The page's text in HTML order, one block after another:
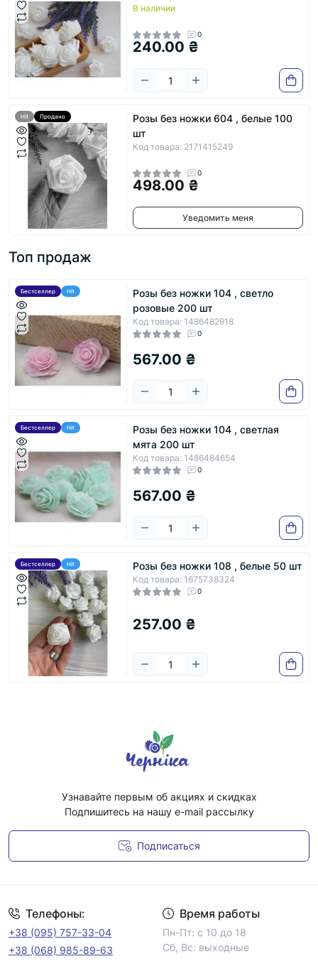
В наличии
0
240.00 ₴
Hit Продано
Розы без ножки 604 , белые 100
шт
Код товара: 2171415249
0
498.00 ₴
Уведомить меня
Топ продаж
Бестселлер Hit
Розы без ножки 104 , светло
розовые 200 шт
Код товара: 1486482918
0
567.00 ₴
Бестселлер Hit
Розы без ножки 104 , светлая
мята 200 шт
Код товара: 1486484654
0
567.00 ₴
Бестселлер Hit Розы без ножки 108 , белые 50 шт
Код товара: 1675738324
0
257.00 ₴
Узнавайте первым об акциях и скидках
Подпишитесь на нашу e-mail рассылку
Подписаться
Телефоны:
+38 (095) 757-33-04
+38 (068) 985-89-63
Время работы
Пн-Пт: с 10 до 18
Сб, Вс: выходные